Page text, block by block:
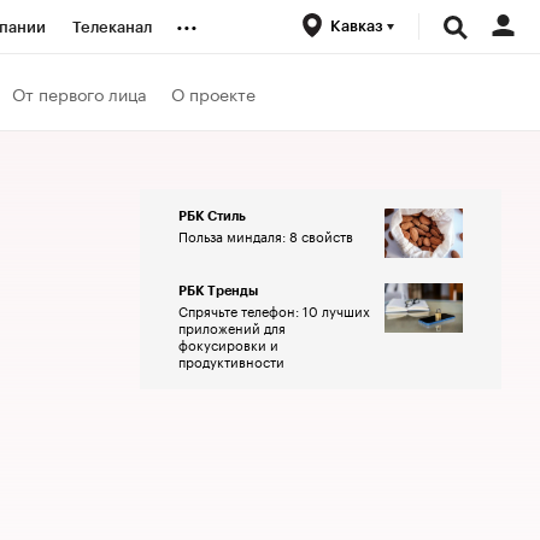
Телеканал ... Кавказ
От первого лица О проекте
РБК Стиль
Польза миндаля: 8 свойств
РБК Тренды
Спрячьте телефон: 10 лучших
приложений для
фокусировки и
продуктивности